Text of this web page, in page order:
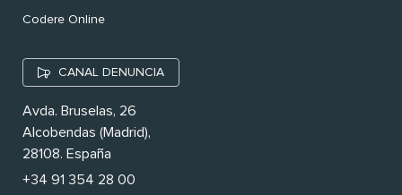
Codere Online
CANAL DENUNCIA
Avda. Bruselas, 26
Alcobendas (Madrid),
28108. España
+34 91 354 28 00